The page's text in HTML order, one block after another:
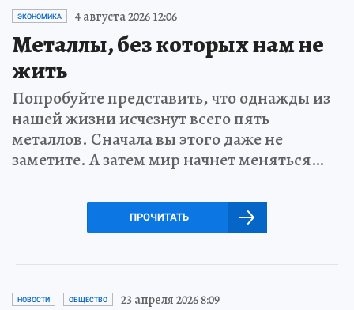
ЭКОНОМИКА 4 августа 2026 12:06
Металлы, без которых нам не
жить
Попробуйте представить, что однажды из
нашей жизни исчезнут всего пять
металлов. Сначала вы этого даже не
заметите. А затем мир начнет меняться…
ПРОЧИТАТЬ
НОВОСТИ ОБЩЕСТВО 23 апреля 2026 8:09